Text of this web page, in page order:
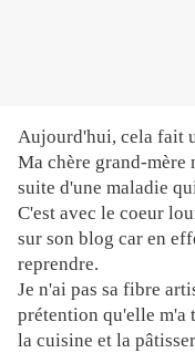
Aujourd'hui, cela fait
Ma chère grand-mère
suite d'une maladie
C'est avec le coeur
sur son blog car en
reprendre.
Je n'ai pas sa fibre
prétention qu'elle m'a
la cuisine et la